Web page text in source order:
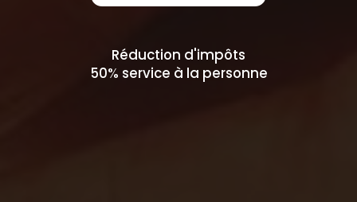
Réduction d'impôts
50% service à la personne